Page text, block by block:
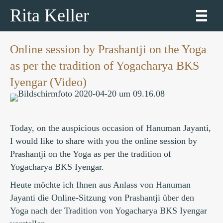
Rita Keller
Online session by Prashantji on the Yoga
as per the tradition of Yogacharya BKS
Iyengar (Video)
Today, on the auspicious occasion of Hanuman Jayanti,
I would like to share with you the online session by
Prashantji on the Yoga as per the tradition of
Yogacharya BKS Iyengar.
Heute möchte ich Ihnen aus Anlass von Hanuman
Jayanti die Online-Sitzung von Prashantji über den
Yoga nach der Tradition von Yogacharya BKS Iyengar